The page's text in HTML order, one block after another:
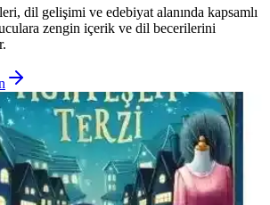
dil gelişimi ve edebiyat alanında kapsamlı
zengin içerik ve dil becerilerini